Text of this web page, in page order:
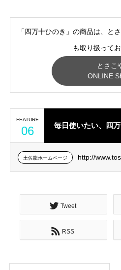
「四万十ひのき」の商品は、と
も取り扱ってお
とさこ
ONLINE
FEATURE
06 毎日使いたい、四
土佐龍ホームページ http://
Tweet
RSS